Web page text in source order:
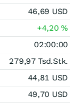
46,69 USD
+4,20%
02:00:00
279,97 Tsd.Stk.
44,81 USD
49,70 USD